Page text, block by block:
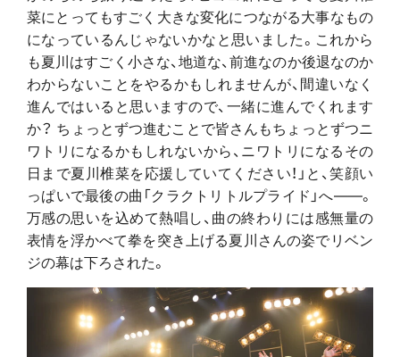
菜にとってもすごく大きな変化につながる大事なもの
になっているんじゃないかなと思いました。これから
も夏川はすごく小さな、地道な、前進なのか後退なのか
わからないことをやるかもしれませんが、間違いなく
進んではいると思いますので、一緒に進んでくれます
か？ ちょっとずつ進むことで皆さんもちょっとずつニ
ワトリになるかもしれないから、ニワトリになるその
日まで夏川椎菜を応援していてください！」と、笑顔い
っぱいで最後の曲「クラクトリトルプライド」へ――。
万感の思いを込めて熱唱し、曲の終わりには感無量の
表情を浮かべて拳を突き上げる夏川さんの姿でリベン
ジの幕は下ろされた。